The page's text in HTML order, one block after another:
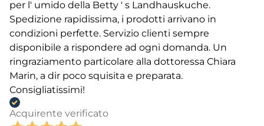
per l' umido della Betty ' s Landhauskuche.
Spedizione rapidissima, i prodotti arrivano in
condizioni perfette. Servizio clienti sempre
disponibile a rispondere ad ogni domanda. Un
ringraziamento particolare alla dottoressa Chiara
Marin, a dir poco squisita e preparata.
Consigliatissimi!
Acquirente verificato